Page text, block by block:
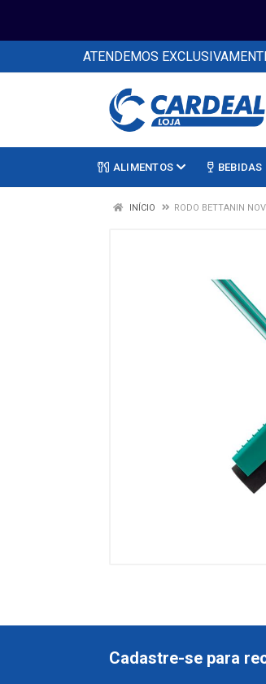
ATENDEMOS
ALIMENTOS BEBIDAS
INÍCIO RODO BETTANIN
Cadastre-se para